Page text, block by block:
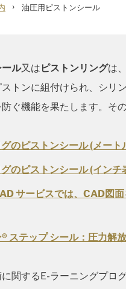
› 油圧用ピストンシール
ール又は ピストンリングは
トンに組付けられ、シリ
ぐ機能を果たします。そ
のピストンシール (メート
のピストンシール (インチ
サービスでは、CAD図
ステップ シール：圧力解
関するE-ラーニングプロ